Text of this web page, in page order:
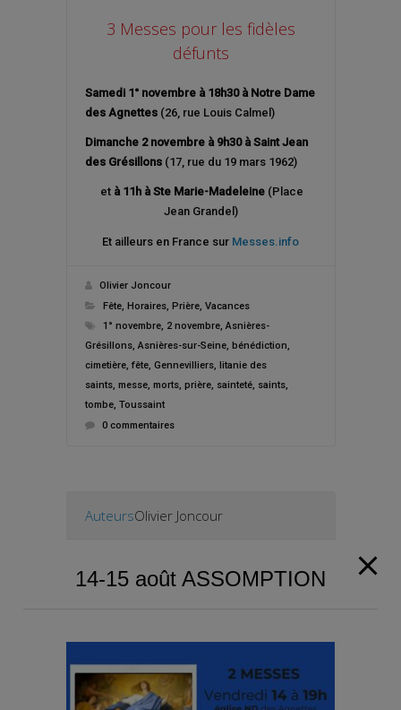
3 Messes pour les fidèles
défunts
Samedi 1° novembreà18h30 à Notre Dame
des Agnettes (26, rue Louis Calmel)
Dimanche 2 novembre à 9h30 à Saint Jean
des Grésillons(17, rue du 19 mars 1962)
et à 11h à Ste Marie-Madeleine (Place
Jean Grandel)
Et ailleurs en France sur Messes.info
Olivier Joncour
Fête, Horaires, Prière, Vacances
1° novembre, 2 novembre, Asnières-
Grésillons, Asnières-sur-Seine, bénédiction
cimetière, fête, Gennevilliers, litanie des
saints, messe, morts, prière, sainteté, saints,
tombe, Toussaint
0 commentaires
AuteursOlivier Joncour
14-15 août ASSOMPTION